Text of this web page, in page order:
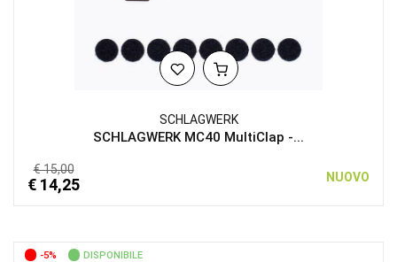
SCHLAGWERK
SCHLAGWERK MC40 MultiClap -...
€ 15,00
€ 14,25 NUOVO
-5% DISPONIBILE